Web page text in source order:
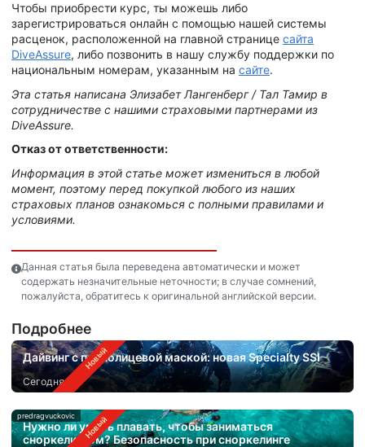
Чтобы приобрести курс, ты можешь либо
зарегистрироваться онлайн с помощью нашей системы
расценок, расположенной на главной странице сайта
DiveAssure, либо позвонить в нашу службу поддержки по
национальным номерам, указанным на сайте.
Эта статья написана Элизабет Лангенберг / Тал Тамир в
сотрудничестве с нашими страховыми партнерами из
DiveAssure.
Отказ от ответственности:
Информация в этой статье может измениться в любой
момент, поэтому перед покупкой любого из наших
страховых планов ознакомься с полными правилами и
условиями.
Данная статья была переведена автоматически и может
содержать незначительные неточности; в случае сомнений,
пожалуйста, обратитесь к оригинальной английской версии.
Подробнее
Дайвинг с полнолицевой маской: новая Specialty SSI
Сегодня
predragvuckovic
Нужно ли уметь плавать, чтобы заниматься
сноркелингом? Безопасность при сноркелинге